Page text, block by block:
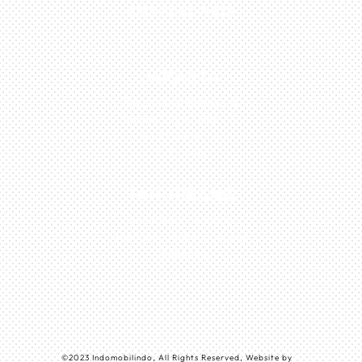
0813-1054-7548
JAKARTA
Perumahan Boulevard
Taman Surya 3 Blok h2,
No.27, Jakarta –
Indonesia
TANGERANG
Husein Sastra Negara,
No.8 Jurumudi Tangerang
– Indonesia
©2023Indomobilindo, All Rights Reserved, Website by